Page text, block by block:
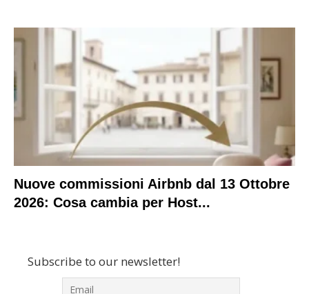
Nuove commissioni Airbnb dal 13 Ottobre
2026: Cosa cambia per Host...
Subscribe to our newsletter!